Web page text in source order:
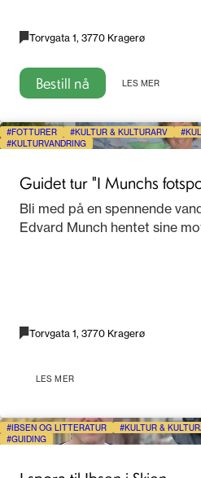
Torvgata 1, 3770 Kragerø
Bestill nå LES MER
FOTTURER KULTUR & KULTURARV
KULTURVANDRING
Guidet tur "I Munchs
Bli med på en spennende
Edvard Munch hentet sine
Torvgata 1, 3770 Kragerø
LES MER
IBSEN OG LITTERATUR KULTUR &
GUIDING